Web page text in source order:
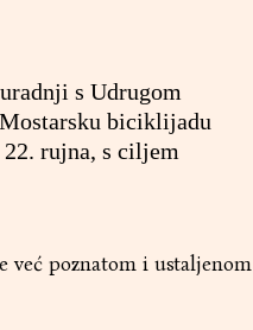
s Udrugom
biciklijadu
rujna, s ciljem
već poznatom i ustaljenom